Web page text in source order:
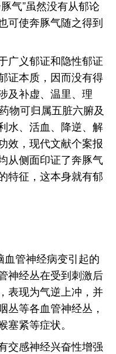
气”虽然没有从郁论
可使奔豚气随之得到
广义郁证和隐性郁证
证本质，因而没有得
及补虚、温里、理
物可归属五脏六腑及
水、活血、降逆、解
效，现代文献个案报
从侧面印证了奔豚气
特征，这本身就有郁
血管神经病变引起的
神经丛在受到刺激后
表现为气逆上冲，并
丛等各血管神经丛，
紧等症状。
交感神经兴奋性增强